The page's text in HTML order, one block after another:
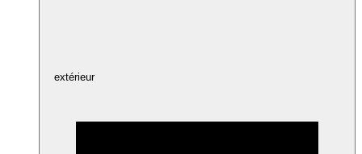
extérieur